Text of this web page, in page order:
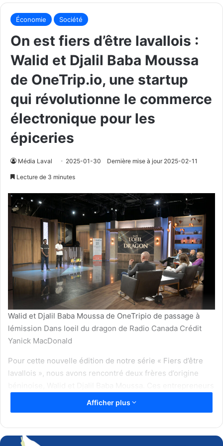
Économie Société
On est fiers d’être lavallois :
Walid et Djalil Baba Moussa
de OneTrip.io, une startup
qui révolutionne le commerce
électronique pour les
épiceries
Média Laval 2025-01-30 Dernière mise à jour 2025-02-11
Lecture de 3 minutes
Walid et Djalil Baba Moussa de OneTripio de passage à
lémission Dans loeil du dragon de Radio Canada Crédit
Yanick MacDonald
Pour cette nouvelle édition de notre série « Fiers d’être
lavallois », nous avons rencontré deux frères d’origine
visionnaires, arrivés au Canada avec des rêves plein la
tête, sont aujourd’hui les cofondateurs deOneTrip.io, une
pour les épiceries. Accompagnés parTerroX,
Afficher plus